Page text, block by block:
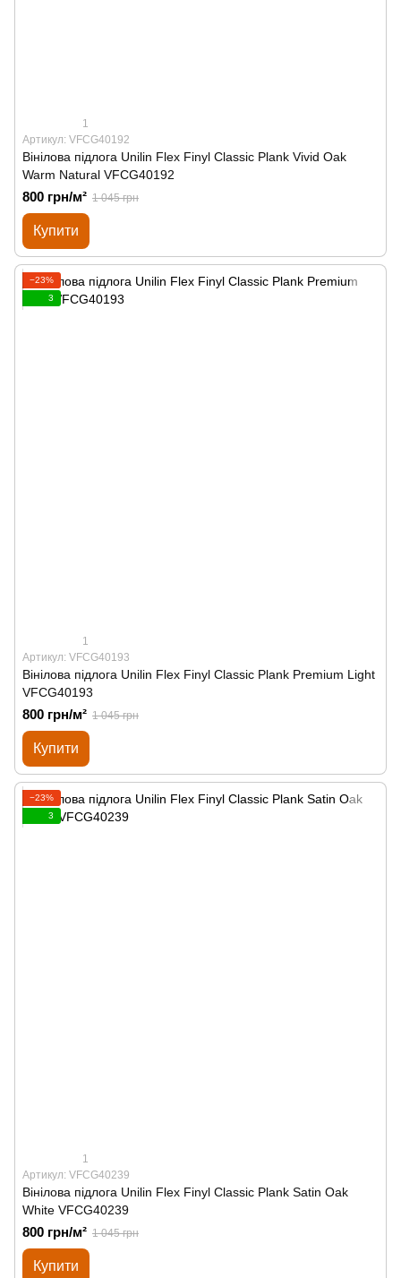
1
Артикул: VFCG40192
Вінілова підлога Unilin Flex Finyl Classic Plank Vivid Oak
Warm Natural VFCG40192
800 грн/м² 1 045 грн
Купити
−23%
3
1
Артикул: VFCG40193
Вінілова підлога Unilin Flex Finyl Classic Plank Premium Light
VFCG40193
800 грн/м² 1 045 грн
Купити
−23%
3
1
Артикул: VFCG40239
Вінілова підлога Unilin Flex Finyl Classic Plank Satin Oak
White VFCG40239
800 грн/м² 1 045 грн
Купити